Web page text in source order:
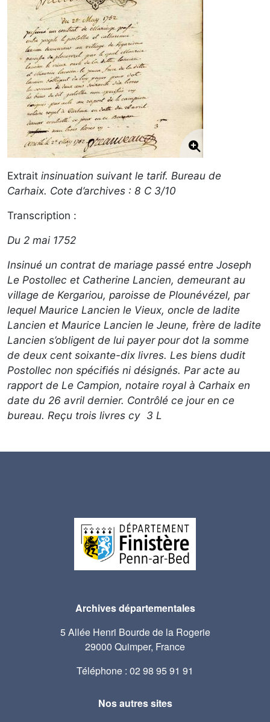
Extrait insinuation suivant le tarif. Bureau de
Carhaix. Cote d’archives : 8 C 3/10
Transcription :
Du 2 mai 1752
Insinué un contrat de mariage passé entre Joseph
Le Postollec et Catherine Lancien, demeurant au
village de Kergariou, paroisse de Plounévézel, par
lequel Maurice Lancien le Vieux, oncle de ladite
Lancien et Maurice Lancien le Jeune, frère de ladite
Lancien s’obligent de lui payer pour dot la somme
de deux cent soixante-dix livres. Les biens dudit
Postollec non spécifiés ni désignés. Par acte au
rapport de Le Campion, notaire royal à Carhaix en
date du 26 avril dernier. Contrôlé ce jour en ce
bureau. Reçu trois livres cy 3 L
Archives départementales
5 Allée Henri Bourde de la Rogerie
29000 Quimper, France
Téléphone : 02 98 95 91 91
Nos autres sites